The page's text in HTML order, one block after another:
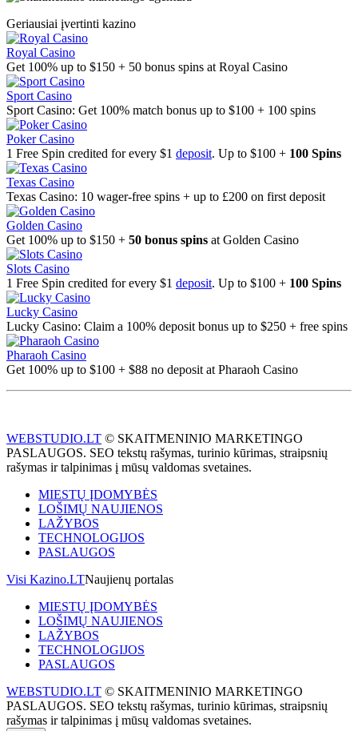
Geriausiai įvertinti kazino
Royal Casino
Get 100% up to $150 + 50 bonus spins at Royal Casino
Sport Casino
Sport Casino: Get 100% match bonus up to $100 + 100 spins
Poker Casino
1 Free Spin credited for every $1 deposit. Up to $100 + 100 Spins
Texas Casino
Texas Casino: 10 wager-free spins + up to £200 on first deposit
Golden Casino
Get 100% up to $150 + 50 bonus spins at Golden Casino
Slots Casino
1 Free Spin credited for every $1 deposit. Up to $100 + 100 Spins
Lucky Casino
Lucky Casino: Claim a 100% deposit bonus up to $250 + free spins
Pharaoh Casino
Get 100% up to $100 + $88 no deposit at Pharaoh Casino
WEBSTUDIO.LT © SKAITMENINIO MARKETINGO
PASLAUGOS. SEO tekstų rašymas, turinio kūrimas, straipsnių
rašymas ir talpinimas į mūsų valdomas svetaines.
MIESTŲ ĮDOMYBĖS
LOŠIMŲ NAUJIENOS
LAŽYBOS
TECHNOLOGIJOS
PASLAUGOS
Visi Kazino.LTNaujienų portalas
MIESTŲ ĮDOMYBĖS
LOŠIMŲ NAUJIENOS
LAŽYBOS
TECHNOLOGIJOS
PASLAUGOS
WEBSTUDIO.LT © SKAITMENINIO MARKETINGO
PASLAUGOS. SEO tekstų rašymas, turinio kūrimas, straipsnių
rašymas ir talpinimas į mūsų valdomas svetaines.